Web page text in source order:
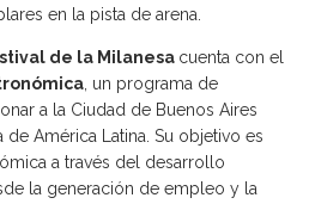
en la pista de arena.
de la Milanesa cuenta con el
, un programa de
a la Ciudad de Buenos Aires
América Latina. Su objetivo es
a través del desarrollo
la generación de empleo y la